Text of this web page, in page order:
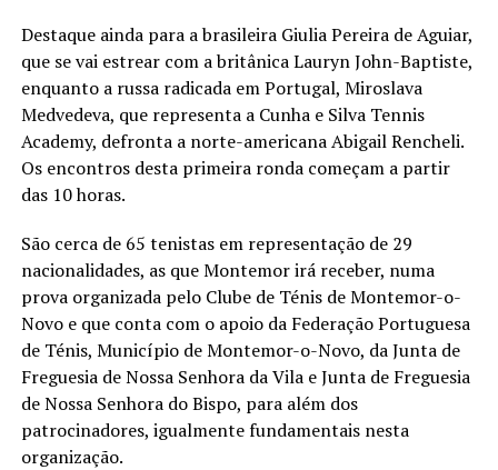
Destaque ainda para a brasileira Giulia Pereira de Aguiar,
que se vai estrear com a britânica Lauryn John-Baptiste,
enquanto a russa radicada em Portugal, Miroslava
Medvedeva, que representa a Cunha e Silva Tennis
Academy, defronta a norte-americana Abigail Rencheli.
Os encontros desta primeira ronda começam a partir
das 10 horas.
São cerca de 65 tenistas em representação de 29
nacionalidades, as que Montemor irá receber, numa
prova organizada pelo Clube de Ténis de Montemor-o-
Novo e que conta com o apoio da Federação Portuguesa
de Ténis, Município de Montemor-o-Novo, da Junta de
Freguesia de Nossa Senhora da Vila e Junta de Freguesia
de Nossa Senhora do Bispo, para além dos
patrocinadores, igualmente fundamentais nesta
organização.